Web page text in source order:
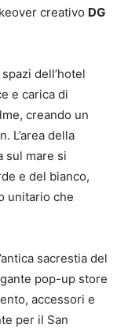
creativo DG
dell’hotel
e carica di
creando un
L’area della
sul mare si
e del bianco,
unitario che
sacrestia del
pop-up store
accessori e
per il San